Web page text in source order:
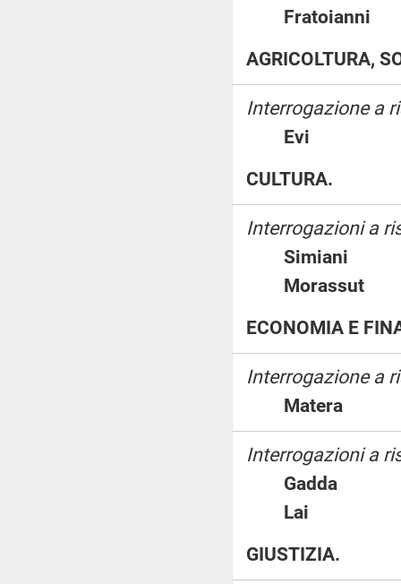
AGRICOLTURA,
Interrogazione a
Evi
CULTURA.
Interrogazioni a
Simiani
Morassut
ECONOMIA E
Interrogazione a
Matera
Interrogazioni a
Gadda
Lai
GIUSTIZIA.